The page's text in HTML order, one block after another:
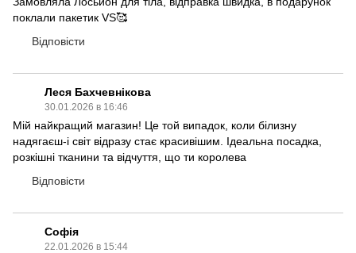
поклали пакетик VS🥰
Відповісти
Леся Бахчевнікова
30.01.2026 в 16:46
Мій найкращий магазин! Це той випадок, коли білизну
надягаєш-і світ відразу стає красивішим. Ідеальна посадка,
розкішні тканини та відчуття, що ти королева
Відповісти
Софія
22.01.2026 в 15:44